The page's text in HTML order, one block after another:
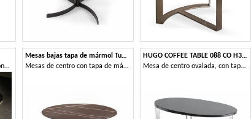
Mesas auxiliares con tapa redonda de mármol
Mesas bajas tapa de mármol Tubular
Mesas de centro con tapa de mármol
HUGO COFFEE TABLE 088 CO H30 - 088 NO H30
Mesa de centro ovalada, con tapa personalizable